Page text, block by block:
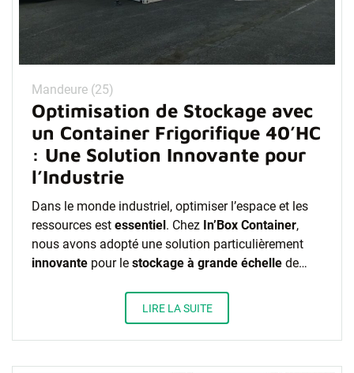
Mandeure (25)
Optimisation de Stockage avec
un Container Frigorifique 40’HC
: Une Solution Innovante pour
l’Industrie
Dans le monde industriel, optimiser l’espace et les
ressources est essentiel . Chez In’Box Container,
nous avons adopté une solution particulièrement
innovante pour le stockage à grande échelle de…
LIRE LA SUITE